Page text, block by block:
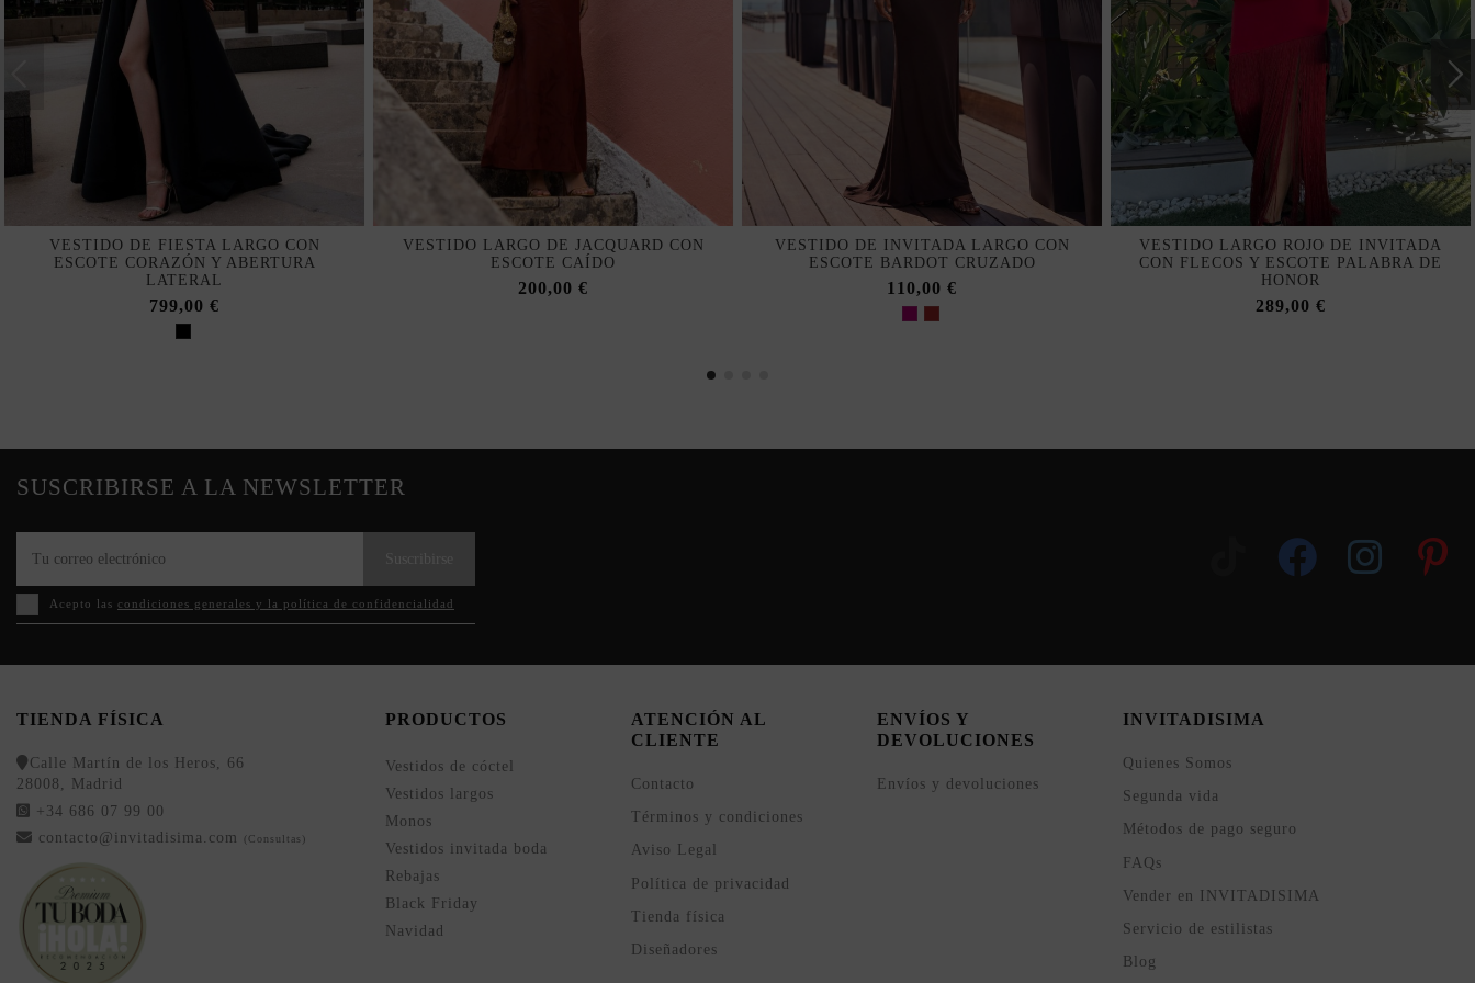
VESTIDO DE FIESTA LARGO CON
ESCOTE CORAZÓN Y ABERTURA
LATERAL
799,00 €
VESTIDO LARGO DE JACQUARD CON
ESCOTE CAÍDO
200,00 €
VESTIDO DE INVITADA LARGO CON
ESCOTE BARDOT CRUZADO
110,00 €
VESTIDO LARGO ROJO DE INVITADA
CON FLECOS Y ESCOTE PALABRA DE
HONOR
289,00 €
SUSCRIBIRSE A LA NEWSLETTER
Acepto las condiciones generales y la política de confidencialidad
TIENDA FÍSICA
Calle Martín de los Heros, 66
28008, Madrid
+34 686 07 99 00
contacto@invitadisima.com
(Consultas)
PRODUCTOS
Vestidos de cóctel
Vestidos largos
Monos
Vestidos invitada boda
Rebajas
Black Friday
Navidad
ATENCIÓN AL
CLIENTE
Contacto
Términos y condiciones
Aviso Legal
Política de privacidad
Tienda física
Diseñadores
ENVÍOS Y
DEVOLUCIONES
Envíos y devoluciones
INVITADISIMA
Quienes Somos
Segunda vida
Métodos de pago seguro
FAQs
Vender en INVITADISIMA
Servicio de estilistas
Blog